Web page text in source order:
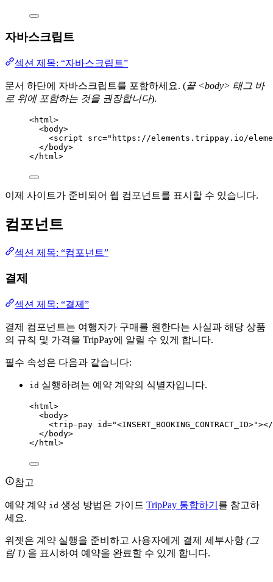
자바스크립트
섹션 제목: “자바스크립트”
문서 하단에 자바스크립트를 포함하세요. (끝 <body> 태그 바
로 위에 포함하는 것을 권장합니다).
<html >
<body>
<script src=" https://elements.trippay.io/
</ body>
</ html >
이제 사이트가 준비되어 웹 컴포넌트를 표시할 수 있습니다.
컴포넌트
섹션 제목: “컴포넌트”
결제
섹션 제목: “결제”
결제 컴포넌트는 여행자가 구매를 원한다는 사실과 해당 상품
의 규칙 및 가격을 TripPay에 알릴 수 있게 합니다.
필수 속성은 다음과 같습니다:
id 실행하려는 예약 계약의 식별자입니다.
<html>
<body>
<trip-pay id="<INSERT_BOOKING_CONTRACT_ID>"></
</ body>
</ html>
참고
예약 계약 id 생성 방법은 가이드 TripPay 통합하기 를 참고하
세요.
위젯은 계약 실행을 준비하고 사용자에게 결제 세부사항 (그
림 1) 을 표시하여 예약을 완료할 수 있게 합니다.